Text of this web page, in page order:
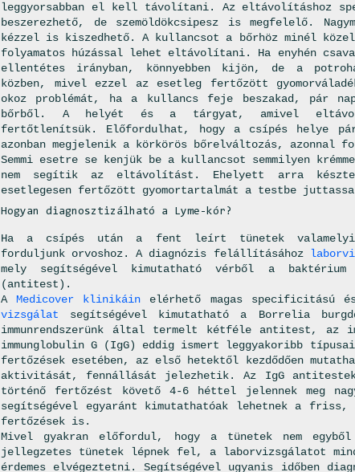
leggyorsabban el kell távolítani. Az eltávolításhoz
beszerezhető, de szemöldökcsipesz is megfelelő.
kézzel is kiszedhető. A kullancsot a bőrhöz minél
folyamatos húzással lehet eltávolítani. Ha enyhén
ellentétes irányban, könnyebben kijön, de a
közben, mivel ezzel az esetleg fertőzött
okoz problémát, ha a kullancs feje beszakad, pár
bőrből. A helyét és a tárgyat, amivel
fertőtlenítsük. Előfordulhat, hogy a csípés helye pár
azonban megjelenik a körkörös bőrelváltozás, azonnal
Semmi esetre se kenjük be a kullancsot semmilyen
nem segítik az eltávolítást. Ehelyett arra
esetlegesen fertőzött gyomortartalmát a testbe
Hogyan diagnosztizálható a Lyme-kór?
Ha a csípés után a fent leírt tünetek
forduljunk orvoshoz. A diagnózis felállításához
mely segítségével kimutatható vérből a
(antitest).
AMedicover klinikáin elérhető magas specificitású és
vizsgálat segítségével kimutatható a Borrelia
immunrendszerünk által termelt kétféle antitest, az
immunglobulin G (IgG) eddig ismert leggyakoribb
fertőzések esetében, az első hetektől kezdődően
aktivitását, fennállását jelezhetik. Az IgG antitestek
történő fertőzést követő 4-6 héttel jelennek meg
segítségével egyaránt kimutathatóak lehetnek a
fertőzések is.
Mivel gyakran előfordul, hogy a tünetek nem
jellegzetes tünetek lépnek fel, a laborvizsgálatot
érdemes elvégeztetni. Segítségével ugyanis időben